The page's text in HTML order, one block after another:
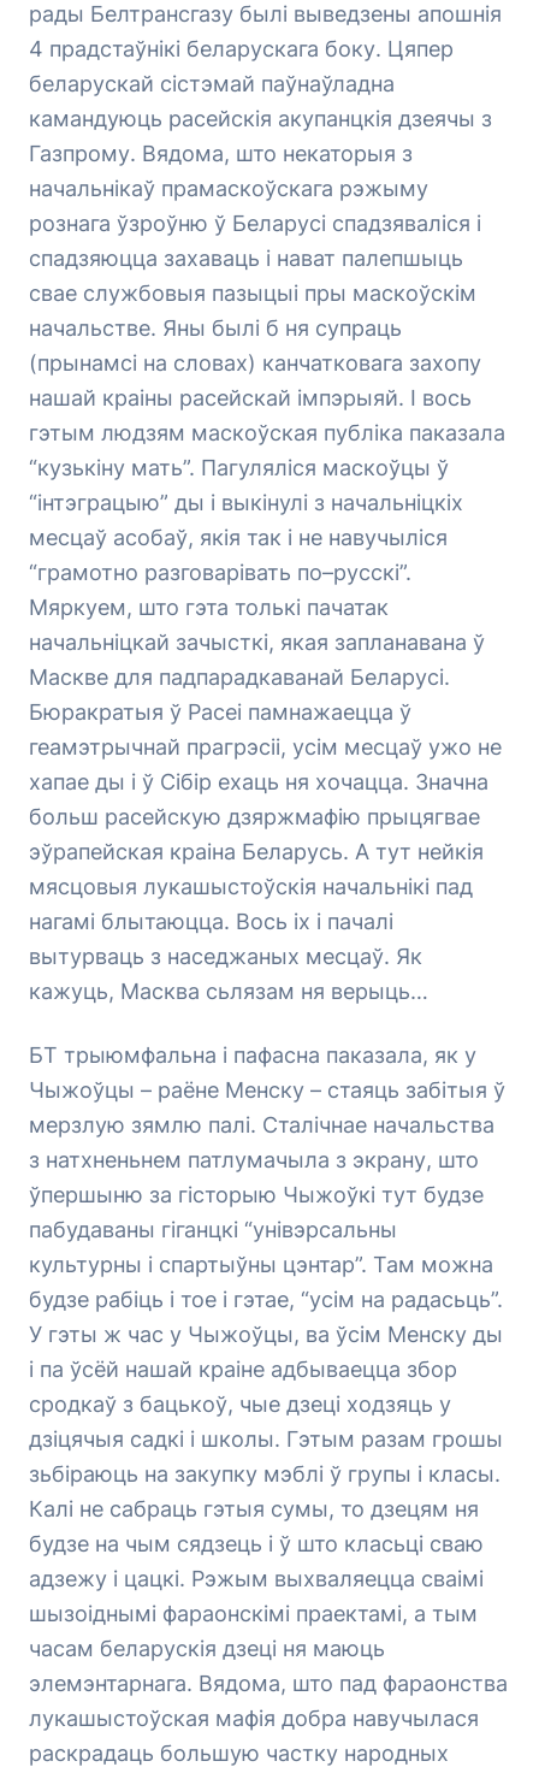
рады Белтрансгазу былі выведзены апошнія
4 прадстаўнікі беларускага боку. Цяпер
беларускай сістэмай паўнаўладна
камандуюць расейскія акупанцкія дзеячы з
Газпрому. Вядома, што некаторыя з
начальнікаў прамаскоўскага рэжыму
рознага ўзроўню ў Беларусі спадзяваліся і
спадзяюцца захаваць і нават палепшыць
свае службовыя пазыцыі пры маскоўскім
начальстве. Яны былі б ня супраць
(прынамсі на словах) канчатковага захопу
нашай краіны расейскай імпэрыяй. І вось
гэтым людзям маскоўская публіка паказала
“кузькіну мать”. Пагуляліся маскоўцы ў
“інтэграцыю” ды і выкінулі з начальніцкіх
месцаў асобаў, якія так і не навучыліся
“грамотно разговарівать по–русскі”.
Мяркуем, што гэта толькі пачатак
начальніцкай зачысткі, якая запланавана ў
Маскве для падпарадкаванай Беларусі.
Бюракратыя ў Расеі памнажаецца ў
геамэтрычнай прагрэсіі, усім месцаў ужо не
хапае ды і ў Сібір ехаць ня хочацца. Значна
больш расейскую дзяржмафію прыцягвае
эўрапейская краіна Беларусь. А тут нейкія
мясцовыя лукашыстоўскія начальнікі пад
нагамі блытаюцца. Вось іх і пачалі
вытурваць з наседжаных месцаў. Як
кажуць, Масква сьлязам ня верыць…
БТ трыюмфальна і пафасна паказала, як у
Чыжоўцы – раёне Менску – стаяць забітыя ў
мерзлую зямлю палі. Сталічнае начальства
з натхненьнем патлумачыла з экрану, што
ўпершыню за гісторыю Чыжоўкі тут будзе
пабудаваны гіганцкі “унівэрсальны
культурны і спартыўны цэнтар”. Там можна
будзе рабіць і тое і гэтае, “усім на радасьць”.
У гэты ж час у Чыжоўцы, ва ўсім Менску ды
і па ўсёй нашай краіне адбываецца збор
сродкаў з бацькоў, чые дзеці ходзяць у
дзіцячыя садкі і школы. Гэтым разам грошы
зьбіраюць на закупку мэблі ў групы і класы.
Калі не сабраць гэтыя сумы, то дзецям ня
будзе на чым сядзець і ў што класьці сваю
адзежу і цацкі. Рэжым выхваляецца сваімі
шызоіднымі фараонскімі праектамі, а тым
часам беларускія дзеці ня маюць
элемэнтарнага. Вядома, што пад фараонства
лукашыстоўская мафія добра навучылася
раскрадаць большую частку народных